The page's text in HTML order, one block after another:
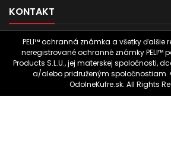
KONTAKT
PELI™ ochranná známka a všetky ďalšie
neregistrované ochranné známky PELI™
Products S.L.U., jej materskej spoločnosti,
a/alebo pridruženým spoločnostiam.
OdolneKufre.sk. All Rights